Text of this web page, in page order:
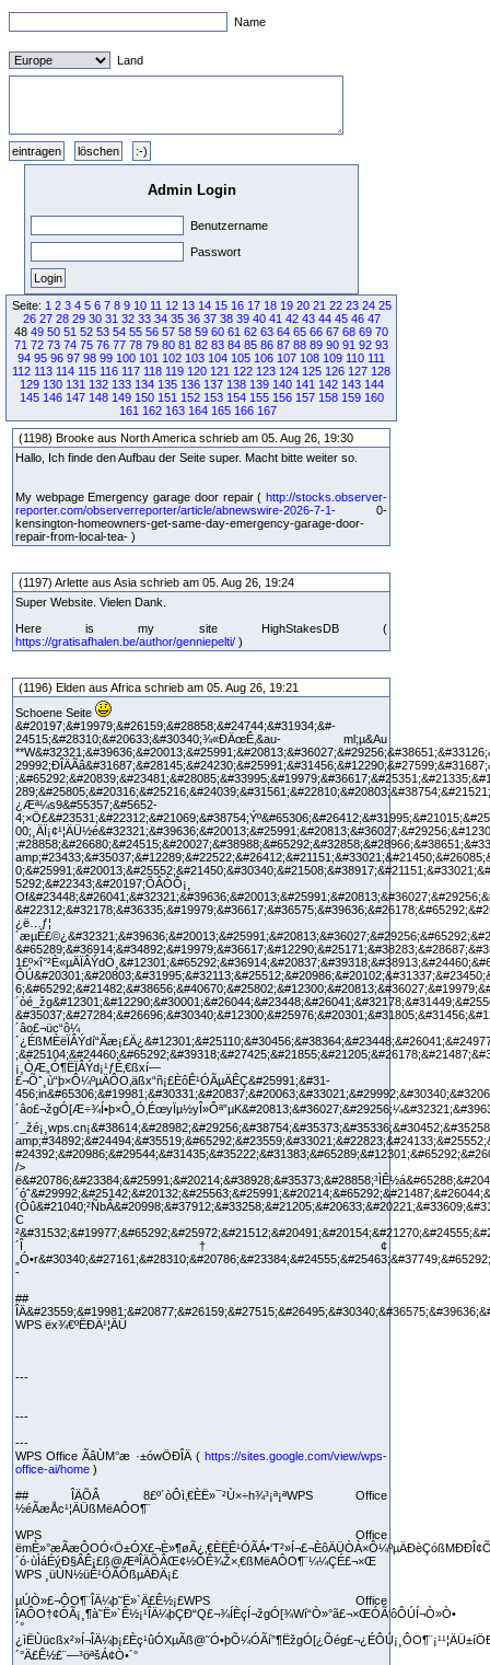
Name
Land
Admin Login
Benutzername
Passwort
Seite: 1 2 3 4 5 6 7 8 9 10 11 12 13 14 15 16 17 18 19 20 21 22 23 24 25
26 27 28 29 30 31 32 33 34 35 36 37 38 39 40 41 42 43 44 45 46 47
48 49 50 51 52 53 54 55 56 57 58 59 60 61 62 63 64 65 66 67 68 69 70
71 72 73 74 75 76 77 78 79 80 81 82 83 84 85 86 87 88 89 90 91 92 93
94 95 96 97 98 99 100 101 102 103 104 105 106 107 108 109 110 111
112 113 114 115 116 117 118 119 120 121 122 123 124 125 126 127 128
129 130 131 132 133 134 135 136 137 138 139 140 141 142 143 144
145 146 147 148 149 150 151 152 153 154 155 156 157 158 159 160
161 162 163 164 165 166 167
(1198) Brooke aus North America schrieb am 05. Aug 26, 19:30
Hallo, Ich finde den Aufbau der Seite super. Macht bitte weiter so.
My webpage Emergency garage door repair ( http://stocks.observer-
reporter.com/observerreporter/article/abnewswire-2026-7-1- 0-
kensington-homeowners-get-same-day-emergency-garage-door-
repair-from-local-tea- )
(1197) Arlette aus Asia schrieb am 05. Aug 26, 19:24
Super Website. Vielen Dank.
Here is my site HighStakesDB (
https://gratisafhalen.be/author/genniepelti/ )
(1196) Elden aus Africa schrieb am 05. Aug 26, 19:21
Schoene Seite
&#20197;&#19979;&#26159;&#28858;&#24744;&#31934;&#-
24515;&#28310;&#20633;&#30340;¾«ÐÄœÊ‚&au- ml;µ&Au
¿Æª¼s9&#55357;&#5652-
5292;&#22343;&#20197;ÕÂÒÔ¡¸
¿ë…ƒ¦
´âo£¬üc“ô¼
¡¸ÒÆ„Ó¶ËÏÂÝd¡¹ƒÉ‚€ßxí—
£¬Õˆ¸ù“þ×Ô¼ºµÄÔO‚äßx“ñ¡£ÈôÊ¹ÓÃµÄÊÇ&#25991;&#31-
/>
C
´Î†¢
-
##
WPS ëx¾€ºËÐÄ¹¦ÄÜ
---
---
---
WPS Office ÃâÙM°æ ·±ówÖÐÎÄ ( https://sites.google.com/view/wps-
office-ai/home )
## ÎÄÕÂ 8£º´òÔì‚€ÈË»¯²Ù×÷­h¾³¡ª¡ªWPS Office
½éÃæÅc¹¦ÄÜßMëAÔO¶¨
WPS Office
´ó·ùÌáÉýÐ§ÂÊ¡£ß@ÆªÎÄÕÂŒ¢½ÒÊ¾Ž×‚€ßMëAÔO¶¨¼¼ÇÉ£¬×Œ
WPS ¸üÙN½üÊ¹ÓÃÕßµÄÐÄ¡£
µÚÒ»£¬ÔO¶¨ÎÄ¼þ˜Ë»`Ä£Ê½¡£WPS Office
îAÔO†¢ÓÃ¡¸¶à˜Ë»`Ê½¡¹ÎÄ¼þÇÐ“Q£¬¾ÍÈçÍ¬žgÓ[¾Wí“Ò»°ã£¬×ŒÓÃ‘ôÔÚÍ¬Ò»Ò•
´°
´°Ä£Ê½£¨—³öªšÁ¢Ò•´°